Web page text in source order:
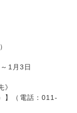
1月3日
》
】（電話：011-